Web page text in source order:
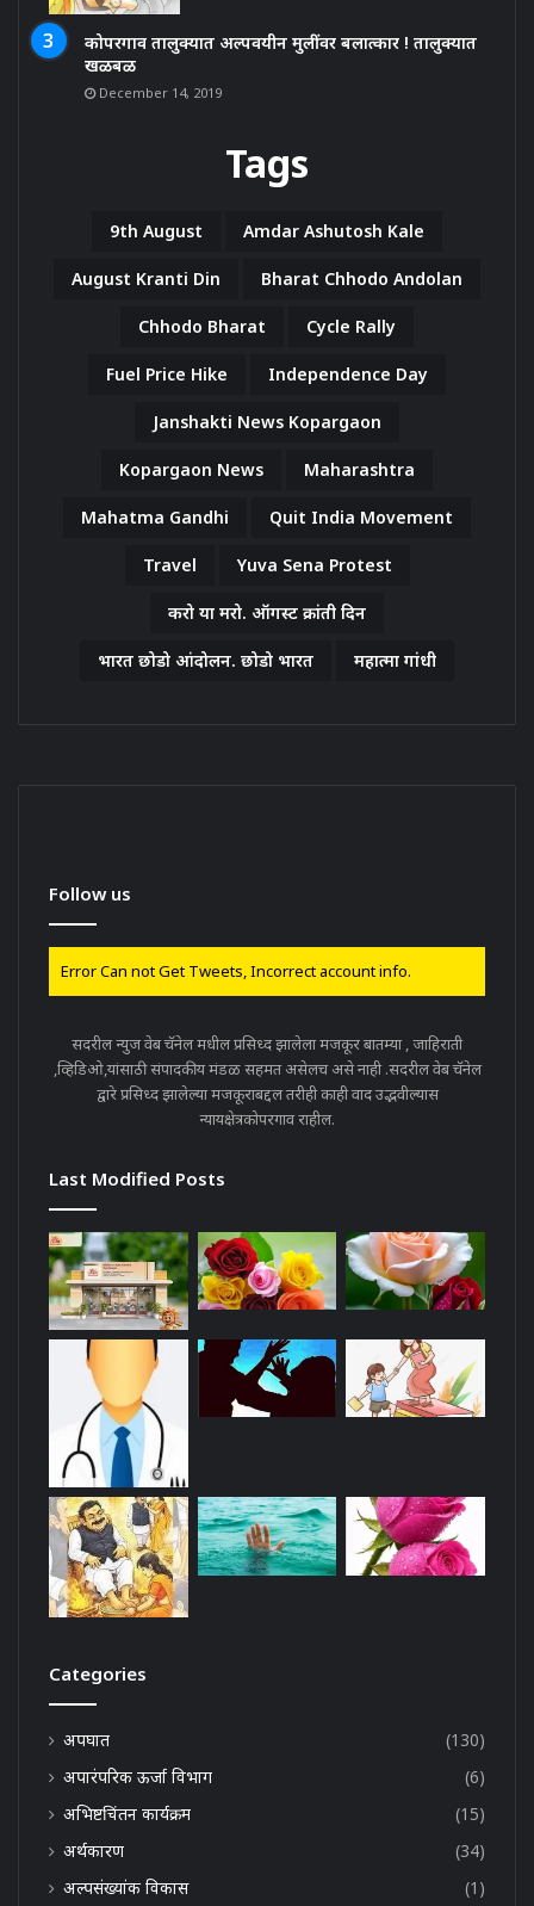
कोपरगाव तालुक्यात अल्पवयीन मुलींवर बलात्कार ! तालुक्यात
खळबळ
December 14, 2019
Tags
9th August Amdar Ashutosh Kale
August Kranti Din Bharat Chhodo Andolan
Chhodo Bharat Cycle Rally
Fuel Price Hike Independence Day
Janshakti News Kopargaon
Kopargaon News Maharashtra
Mahatma Gandhi Quit India Movement
Travel Yuva Sena Protest
करो या मरो. ऑगस्ट क्रांती दिन
भारत छोडो आंदोलन. छोडो भारत महात्मा गांधी
Follow us
Error Can not Get Tweets, Incorrect account info.
सदरील न्युज वेब चॅनेल मधील प्रसिध्द झालेला मजकूर बातम्या , जाहिराती
,व्हिडिओ,यांसाठी संपादकीय मंडळ सहमत असेलच असे नाही .सदरील वेब चॅनेल
द्वारे प्रसिध्द झालेल्या मजकूराबद्दल तरीही काही वाद उद्भवील्यास
न्यायक्षेत्रकोपरगाव राहील.
Last Modified Posts
Categories
अपघात
(130)
अपारंपरिक ऊर्जा विभाग
(6)
अभिष्टचिंतन कार्यक्रम
(15)
अर्थकारण
(34)
अल्पसंख्यांक विकास
(1)